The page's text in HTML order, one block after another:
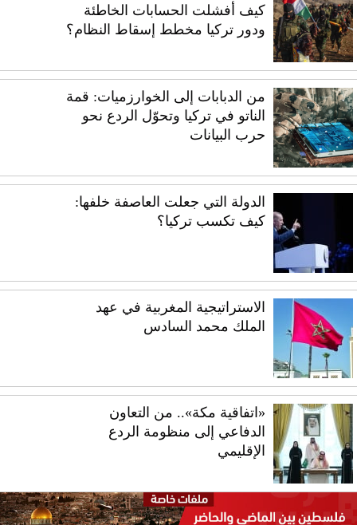
كيف أفشلت الحسابات الخاطئة
ودور تركيا مخطط إسقاط النظام؟
من الدبابات إلى الخوارزميات: قمة
الناتو في تركيا وتحوّل الردع نحو
حرب البيانات
الدولة التي جعلت العاصفة خلفها:
كيف تكسب تركيا؟
الاستراتيجية المغربية في عهد
الملك محمد السادس
«اتفاقية مكة».. من التعاون
الدفاعي إلى منظومة الردع
الإقليمي